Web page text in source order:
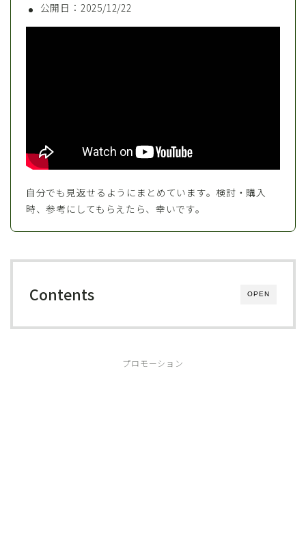
公開日：2025/12/22
自分でも見返せるようにまとめています。検討・購入
時、参考にしてもらえたら、幸いです。
OPEN
Contents
プロモーション